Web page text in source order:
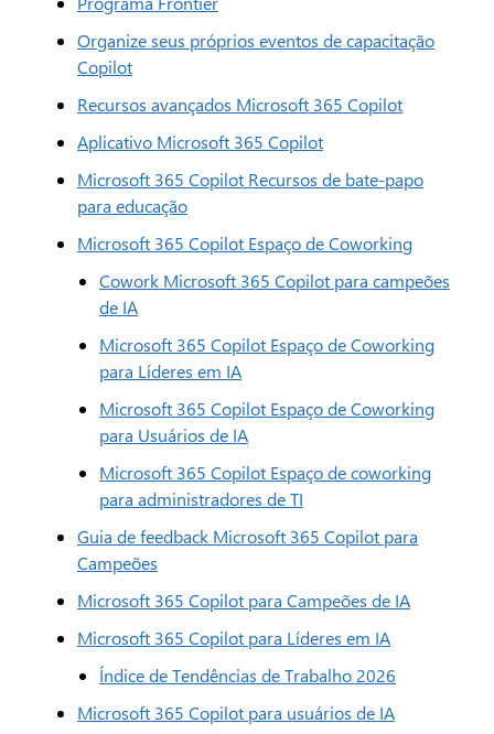
Organize seus próprios eventos de capacitação
Copilot
Recursos avançados Microsoft 365 Copilot
Aplicativo Microsoft 365 Copilot
Microsoft 365 Copilot Recursos de bate-papo
para educação
Microsoft 365 Copilot Espaço de Coworking
Cowork Microsoft 365 Copilot para campeões
de IA
Microsoft 365 Copilot Espaço de Coworking
para Líderes em IA
Microsoft 365 Copilot Espaço de Coworking
para Usuários de IA
Microsoft 365 Copilot Espaço de coworking
para administradores de TI
Guia de feedback Microsoft 365 Copilot para
Campeões
Microsoft 365 Copilot para Campeões de IA
Microsoft 365 Copilot para Líderes em IA
Índice de Tendências de Trabalho 2026
Microsoft 365 Copilot para usuários de IA